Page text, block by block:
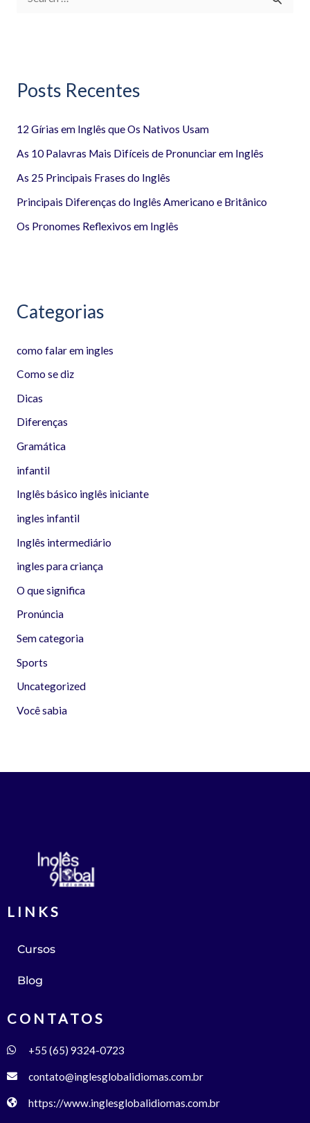
u
s
a
r
Posts Recentes
12 Gírias em Inglês que Os Nativos Usam
As 10 Palavras Mais Difíceis de Pronunciar em Inglês
As 25 Principais Frases do Inglês
Principais Diferenças do Inglês Americano e Britânico
Os Pronomes Reflexivos em Inglês
Categorias
como falar em ingles
Como se diz
Dicas
Diferenças
Gramática
infantil
Inglês básico inglês iniciante
ingles infantil
Inglês intermediário
ingles para criança
O que significa
Pronúncia
Sem categoria
Sports
Uncategorized
Você sabia
LINKS
Cursos
Blog
CONTATOS
+55 (65) 9324-0723
contato@inglesglobalidiomas.com.br
https://www.inglesglobalidiomas.com.br